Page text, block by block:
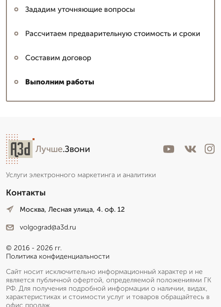
Зададим уточняющие вопросы
Рассчитаем предварительную стоимость и сроки
Составим договор
Выполним работы
Лучше.Звони
Услуги электронного маркетинга и аналитики
Контакты
Москва, Лесная улица, 4. оф. 12
volgograd@a3d.ru
© 2016 - 2026 гг.
Политика конфиденциальности
Сайт носит исключительно информационный характер и не
является публичной офертой, определяемой положениями ГК
РФ. Для получения подробной информации о наличии, видах,
характеристиках и стоимости услуг и товаров обращайтесь в